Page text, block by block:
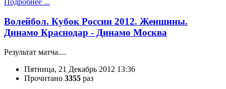
Подробнее ...
Волейбол. Кубок России 2012. Женщины.
Динамо Краснодар - Динамо Москва
Результат матча....
Пятница, 21 Декабрь 2012 13:36
Прочитано 3355 раз